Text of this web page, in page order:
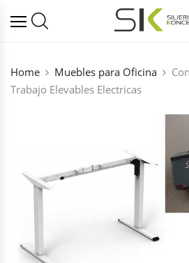
Home Muebles para Oficina
Trabajo Elevables Electricas